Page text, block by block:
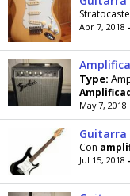
Apr 7, 2018
Type:
May 7, 2018
Con
Jul 15, 2018